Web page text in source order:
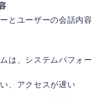
とユーザーの会話内容
は、システムパフォー
、アクセスが遅い